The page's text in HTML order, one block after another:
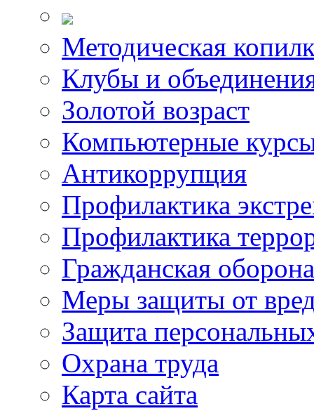
Методическая
Клубы и
Золотой возраст
Компьютерные
Антикоррупция
Профилактика
Профилактика
Гражданская оборона
Меры защиты от
Защита
Охрана труда
Карта сайта